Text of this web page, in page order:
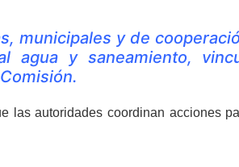
municipales y de
agua y saneamiento,
las autoridades coordinan acciones